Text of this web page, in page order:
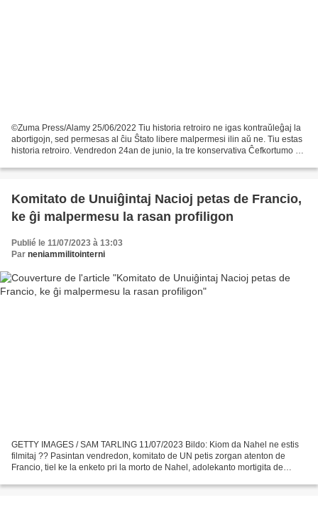
©Zuma Press/Alamy 25/06/2022 Tiu historia retroiro ne igas kontraŭleĝaj la
abortigojn, sed permesas al ĉiu Ŝtato libere malpermesi ilin aŭ ne. Tiu estas
historia retroiro. Vendredon 24an de junio, la tre konservativa Ĉefkortumo de
Komitato de Unuiĝintaj Nacioj petas de Francio,
ke ĝi malpermesu la rasan profiligon
Publié le 11/07/2023 à 13:03
Par neniammilitointerni
GETTY IMAGES / SAM TARLING 11/07/2023 Bildo: Kiom da Nahel ne estis
filmitaj ?? Pasintan vendredon, komitato de UN petis zorgan atenton de
Francio, tiel ke la enketo pri la morto de Nahel, adolekanto mortigita de